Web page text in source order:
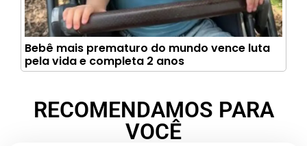
Bebê mais prematuro do mundo vence luta
pela vida e completa 2 anos
RECOMENDAMOS PARA
VOCÊ